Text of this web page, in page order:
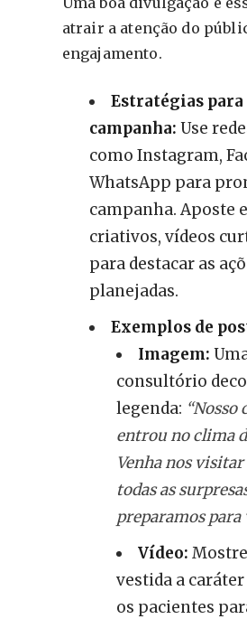
atrair a atenção do
engajamento.
Estratégias
campanha: Use
como Instagram,
WhatsApp para
campanha. Aposte
criativos, vídeos
para destacar as
planejadas.
Exemplos de
Imagem:
consultório
legenda:
entrou no clima
Venha nos visitar
todas as
preparamos para
Vídeo:
vestida a
os pacientes